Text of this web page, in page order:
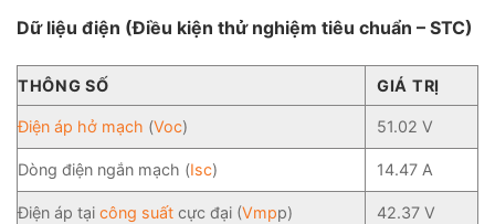
Dữ liệu điện (Điều kiện thử nghiệm tiêu chuẩn – STC)
THÔNG SỐ GIÁ TRỊ
Điện áp hở mạch (Voc) 51.02 V
Dòng điện ngắn mạch (Isc) 14.47 A
Điện áp tại công suất cực đại (Vmpp) 42.37 V